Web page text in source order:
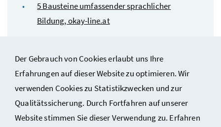
Der Gebrauch von Cookies erlaubt uns Ihre
Erfahrungen auf dieser Website zu optimieren. Wir
verwenden Cookies zu Statistikzwecken und zur
Qualitätssicherung. Durch Fortfahren auf unserer
Website stimmen Sie dieser Verwendung zu. Erfahren
5 Bausteine umfassender sprachlicher
Bildung, okay-line.at